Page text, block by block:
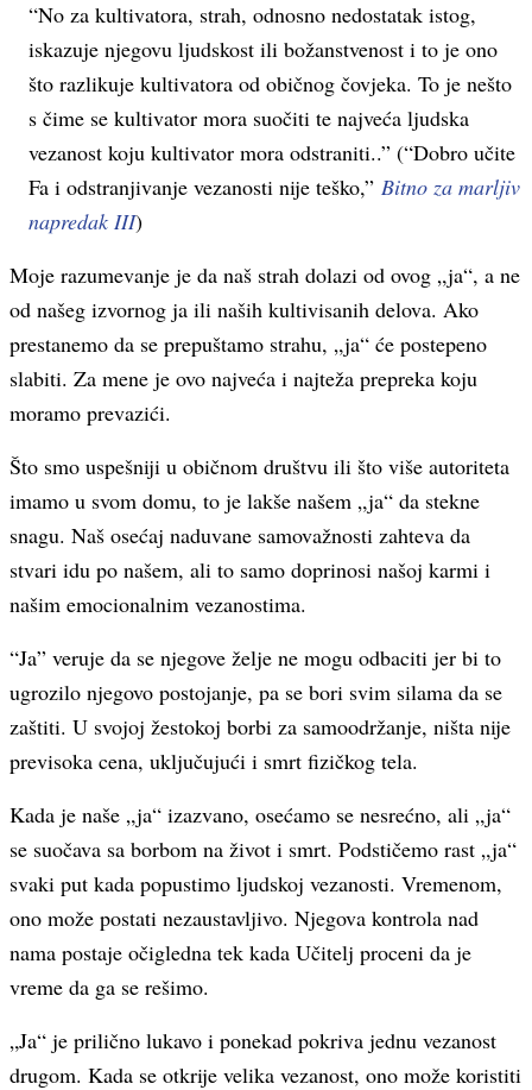
“No za kultivatora, strah, odnosno nedostatak istog,
iskazuje njegovu ljudskost ili božanstvenost i to je ono
što razlikuje kultivatora od običnog čovjeka. To je nešto
s čime se kultivator mora suočiti te najveća ljudska
vezanost koju kultivator mora odstraniti..” (“Dobro učite
Fa i odstranjivanje vezanosti nije teško,” Bitno za marljiv
napredak III)
Moje razumevanje je da naš strah dolazi od ovog „ja“, a ne
od našeg izvornog ja ili naših kultivisanih delova. Ako
prestanemo da se prepuštamo strahu, „ja“ će postepeno
slabiti. Za mene je ovo najveća i najteža prepreka koju
moramo prevazići.
Što smo uspešniji u običnom društvu ili što više autoriteta
imamo u svom domu, to je lakše našem „ja“ da stekne
snagu. Naš osećaj naduvane samovažnosti zahteva da
stvari idu po našem, ali to samo doprinosi našoj karmi i
našim emocionalnim vezanostima.
“Ja” veruje da se njegove želje ne mogu odbaciti jer bi to
ugrozilo njegovo postojanje, pa se bori svim silama da se
zaštiti. U svojoj žestokoj borbi za samoodržanje, ništa nije
previsoka cena, uključujući i smrt fizičkog tela.
Kada je naše „ja“ izazvano, osećamo se nesrećno, ali „ja“
se suočava sa borbom na život i smrt. Podstičemo rast „ja“
svaki put kada popustimo ljudskoj vezanosti. Vremenom,
ono može postati nezaustavljivo. Njegova kontrola nad
nama postaje očigledna tek kada Učitelj proceni da je
vreme da ga se rešimo.
„Ja“ je prilično lukavo i ponekad pokriva jednu vezanost
drugom. Kada se otkrije velika vezanost, ono može koristiti